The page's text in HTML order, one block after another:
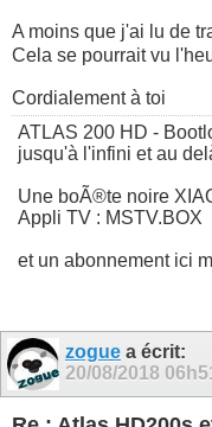
A moins que j'ai lu de
Cela se pourrait vu
Cordialement à toi
ATLAS 200 HD -
jusqu'à l'infini et au
Une boÃ®te noire
Appli TV : MSTV.BOX
et un abonnement ici
zogue a écrit:
20/08/2018